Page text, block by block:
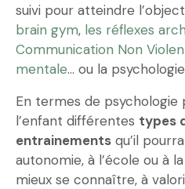
suivi pour atteindre
brain gym, les réflexes
Communication Non
mentale… ou la
En termes de psychologie
l’enfant différentes types
entrainements qu’il
autonomie, à l’école ou à
mieux se connaître, à